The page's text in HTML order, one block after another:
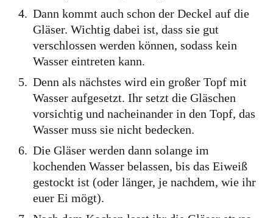
Irland
Luxemburg
Österreich
Schweiz
Naher Osten
Oman
Ozeanien
Australien
Dann kommt auch schon der Deckel auf die
Gläser. Wichtig dabei ist, dass sie gut
verschlossen werden können, sodass kein
Wasser eintreten kann.
Denn als nächstes wird ein großer Topf mit
Wasser aufgesetzt. Ihr setzt die Gläschen
vorsichtig und nacheinander in den Topf, das
Wasser muss sie nicht bedecken.
Die Gläser werden dann solange im
kochenden Wasser belassen, bis das Eiweiß
gestockt ist (oder länger, je nachdem, wie ihr
euer Ei mögt).